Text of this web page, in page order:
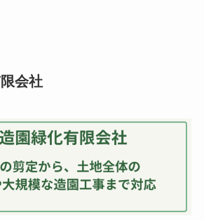
会社